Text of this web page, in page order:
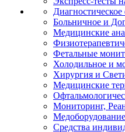
Больничное и
Медицинские
Фетальные
Холодильное и
Хирургия и
Медицинские
Мониторинг,
Средства